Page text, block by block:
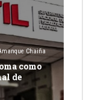
Chaiña
como
de